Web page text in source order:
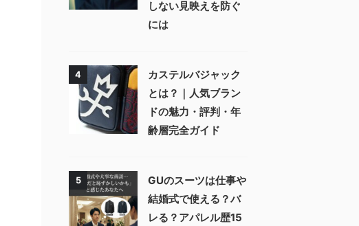
しない見映えを防ぐ
には⁠
4
カステルバジャック
とは？｜人気ブラン
ドの魅力・評判・年
齢層完全ガイド
5
GUのスーツは仕事や
結婚式で使える？バ
レる？アパレル歴15